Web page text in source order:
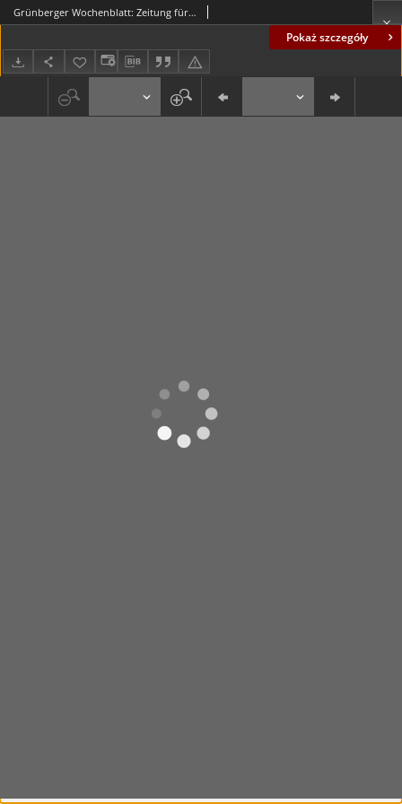
Pokaż szczegóły
Grünberger Wochenblatt: Zeitung für Stadt und Land, No. 28. (4. März 1924)